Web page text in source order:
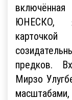
ЮНЕСКО,
предков.
Мирзо